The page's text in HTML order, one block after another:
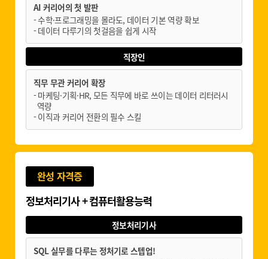
AI 커리어의 첫 발판
- 수학·프로그래밍을 몰라도, 데이터 기본 역량 확보
- 데이터 다루기의 첫걸음을 쉽게 시작
직장인
직무 무관 커리어 확장
- 마케팅·기획·HR, 모든 직무에 바로 쓰이는 데이터 리터러시
역량
- 이직과 커리어 전환의 필수 스킬
완성 자격증
정보처리기사 + 컴퓨터활용능력
정보처리기사
SQL 실무를 다루는 정처기로 스텝업!